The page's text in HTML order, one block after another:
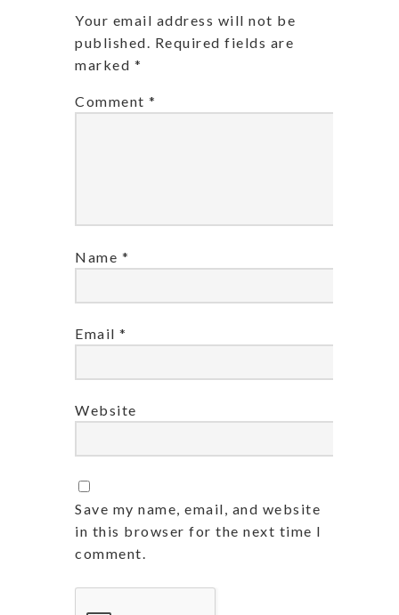
Your email address will not be
published. Required fields are
marked *
Comment *
Name *
Email *
Website
Save my name, email, and website
in this browser for the next time I
comment.